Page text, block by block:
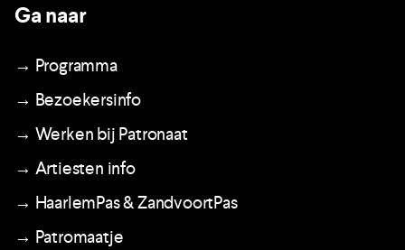
Ga naar
→ Programma
→ Bezoekersinfo
→ Werken bij Patronaat
→ Artiesten info
→ HaarlemPas & ZandvoortPas
→ Patromaatje